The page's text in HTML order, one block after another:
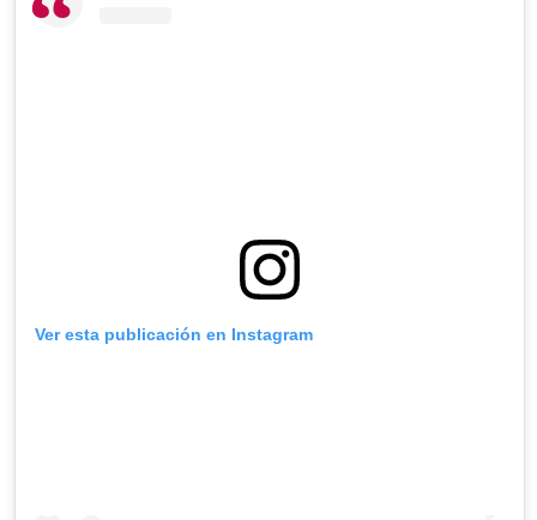
Ver esta publicación en Instagram